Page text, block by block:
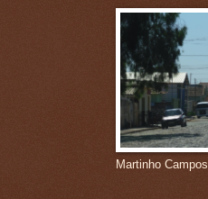
Martinho Campos